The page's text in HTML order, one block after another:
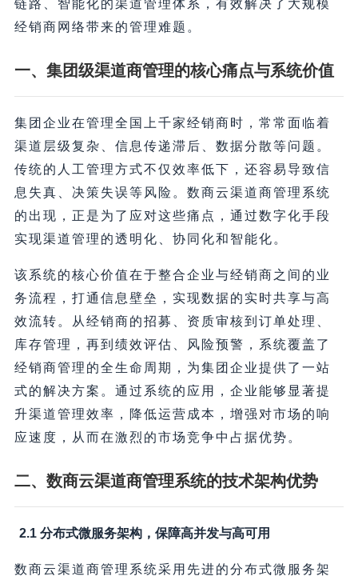
链路、智能化的渠道管理体系，有效解决了大规模
经销商网络带来的管理难题。
一、集团级渠道商管理的核心痛点与系统价值
集团企业在管理全国上千家经销商时，常常面临着
渠道层级复杂、信息传递滞后、数据分散等问题。
传统的人工管理方式不仅效率低下，还容易导致信
息失真、决策失误等风险。数商云渠道商管理系统
的出现，正是为了应对这些痛点，通过数字化手段
实现渠道管理的透明化、协同化和智能化。
该系统的核心价值在于整合企业与经销商之间的业
务流程，打通信息壁垒，实现数据的实时共享与高
效流转。从经销商的招募、资质审核到订单处理、
库存管理，再到绩效评估、风险预警，系统覆盖了
经销商管理的全生命周期，为集团企业提供了一站
式的解决方案。通过系统的应用，企业能够显著提
升渠道管理效率，降低运营成本，增强对市场的响
应速度，从而在激烈的市场竞争中占据优势。
二、数商云渠道商管理系统的技术架构优势
2.1 分布式微服务架构，保障高并发与高可用
数商云渠道商管理系统采用先进的分布式微服务架